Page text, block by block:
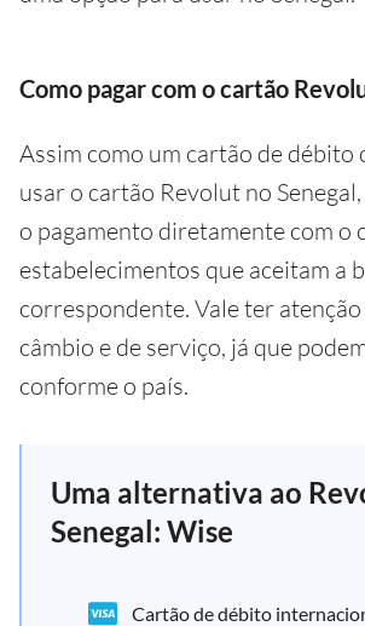
Como pagar com o cartão
Assim como um cartão de débito
usar o cartão Revolut no
o pagamento diretamente com o
estabelecimentos que aceitam a
correspondente. Vale ter atenção
câmbio e de serviço, já que
conforme o país.
Uma alternativa ao
Senegal: Wise
Cartão de débito